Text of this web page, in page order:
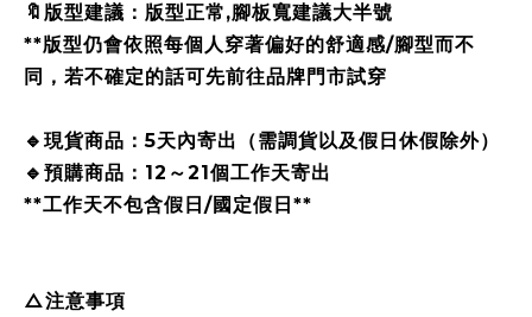
🔖版型建議：版型正常,腳板寬建議大半號
**版型仍會依照每個人穿著偏好的舒適感/腳型而不
同，若不確定的話可先前往品牌門市試穿
🔹現貨商品：5天內寄出（需調貨以及假日休假除外）
🔹預購商品：12～21個工作天寄出
**工作天不包含假日/國定假日**
△注意事項